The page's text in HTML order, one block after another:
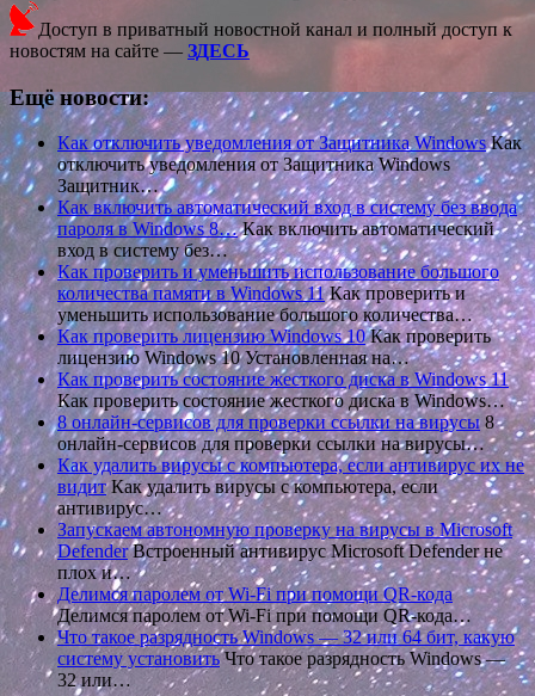
Доступ в приватный новостной канал и полный доступ к
новостям на сайте — ЗДЕСЬ
Ещё новости:
Как отключить уведомления от Защитника WindowsКак
отключить уведомления от Защитника Windows
Защитник…
Как включить автоматический вход в систему без ввода
пароля в Windows 8…Как включить автоматический
вход в систему без…
Как проверить и уменьшить использование большого
количества памяти в Windows 11Как проверить и
уменьшить использование большого количества…
Как проверить лицензию Windows 10Как проверить
лицензию Windows 10 Установленная на…
Как проверить состояние жесткого диска в Windows 11
Как проверить состояние жесткого диска в Windows…
8 онлайн-сервисов для проверки ссылки на вирусы 8
онлайн-сервисов для проверки ссылки на вирусы…
Как удалить вирусы с компьютера, если антивирус их не
видитКак удалить вирусы с компьютера, если
антивирус…
Запускаем автономную проверку на вирусы в Microsoft
DefenderВстроенный антивирус Microsoft Defender не
плох и…
Делимся паролем от Wi-Fi при помощи QR-кода
Делимся паролем от Wi-Fi при помощи QR-кода…
Что такое разрядность Windows — 32 или 64 бит, какую
систему установитьЧто такое разрядность Windows —
32 или…